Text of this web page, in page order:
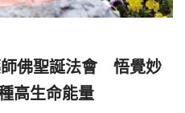
師佛聖誕法會 悟覺妙
高生命能量